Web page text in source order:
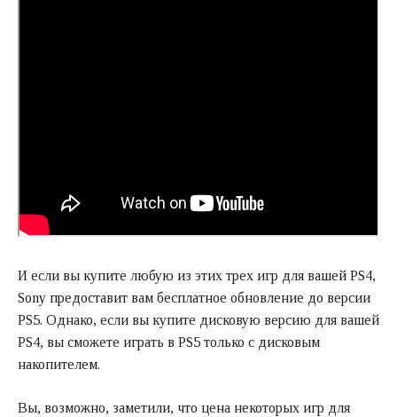
И если вы купите любую из этих трех игр для вашей PS4,
Sony предоставит вам бесплатное обновление до версии
PS5. Однако, если вы купите дисковую версию для вашей
PS4, вы сможете играть в PS5 только с дисковым
накопителем.
Вы, возможно, заметили, что цена некоторых игр для